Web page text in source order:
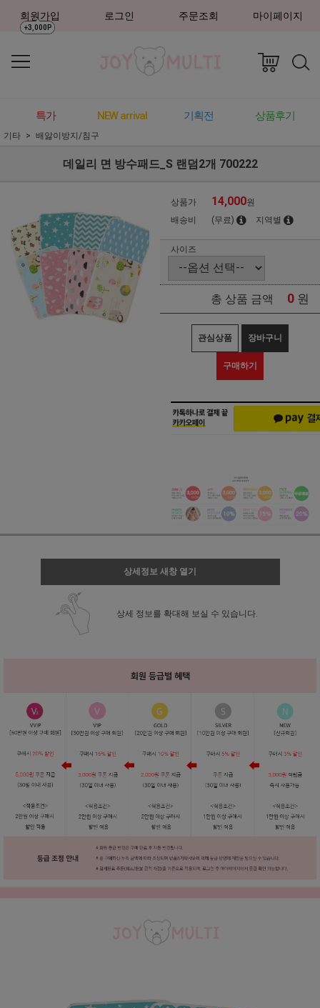
회원가입
+3,000P
로그인 주문조회 마이페이지
특가 NEW arrival 기획전 상품후기
기타 배앓이방지/침구
데일리 면 방수패드_S 랜덤2개 700222
상품가 14,000원
배송비
(무료) 지역별
사이즈
총 상품 금액 0 원
관심상품 장바구니
구매하기
상세정보 새창 열기
상세 정보를 확대해 보실 수 있습니다.